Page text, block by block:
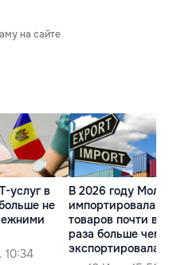
на сайте
услуг в
не
10:34
В 2026 году
импортировала
товаров почти в
раза больше чем
экспортировала